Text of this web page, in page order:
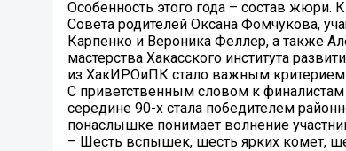
Особенность этого года – состав жюри.
Совета родителей Оксана Фомчукова,
Карпенко и Вероника Феллер, а также
мастерства Хакасского института
из ХакИРОиПК стало важным критерием
С приветственным словом к финалистам
середине 90-х стала победителем
понаслышке понимает волнение
– Шесть вспышек, шесть ярких комет,